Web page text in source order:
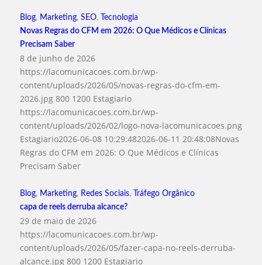
Blog, Marketing, SEO,
Tecnologia
Novas Regras do CFM em 2026: O Que Médicos e Clínicas
Precisam Saber
8 de junho de 2026
https://lacomunicacoes.com.br/wp-
content/uploads/2026/05/novas-regras-do-cfm-em-
2026.jpg 800 1200 Estagiario
https://lacomunicacoes.com.br/wp-
content/uploads/2026/02/logo-nova-lacomunicacoes.png
Estagiario2026-06-08 10:29:482026-06-11 20:48:08Novas
Regras do CFM em 2026: O Que Médicos e Clínicas
Precisam Saber
Blog, Marketing, Redes Sociais,
Tráfego Orgânico
capa de reels derruba alcance?
29 de maio de 2026
https://lacomunicacoes.com.br/wp-
content/uploads/2026/05/fazer-capa-no-reels-derruba-
alcance.jpg 800 1200 Estagiario